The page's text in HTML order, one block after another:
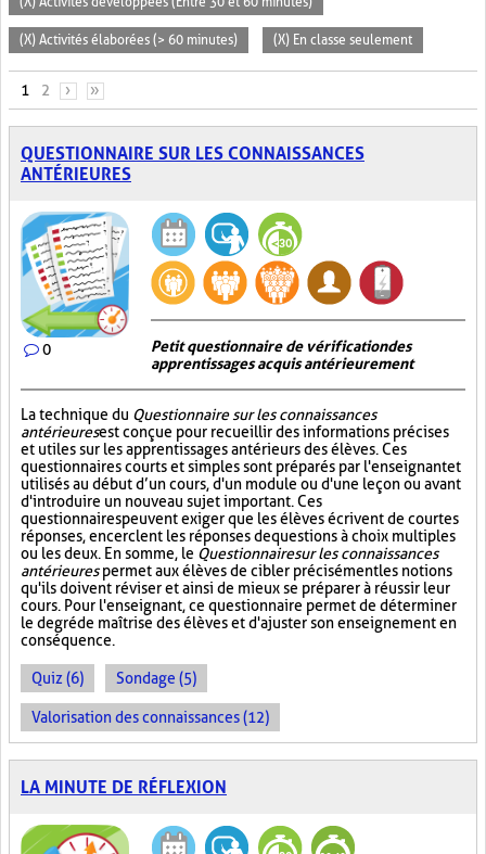
(X) Activités élaborées (> 60 minutes) (X) En classe seulement
PAGES
1 2 › »
QUESTIONNAIRE SUR LES CONNAISSANCES
ANTÉRIEURES
0
Petit questionnaire de vérification des
apprentissages acquis antérieurement
La technique du Questionnaire sur les connaissances
antérieuresest conçue pour recueillir des informations précises
et utiles sur les apprentissages antérieurs des élèves. Ces
questionnaires courts et simples sont préparés par l'enseignant et
utilisés au début d’un cours, d'un module ou d'une leçon ou avant
d'introduire un nouveau sujet important. Ces
questionnaires peuvent exiger que les élèves écrivent de courtes
réponses, encerclent les réponses de questions à choix multiples
ou les deux. En somme, le Questionnaire sur les connaissances
antérieurespermet aux élèves de cibler précisément les notions
qu'ils doivent réviser et ainsi de mieux se préparer à réussir leur
cours. Pour l'enseignant, ce questionnaire permet de déterminer
le degré de maîtrise des élèves et d'ajuster son enseignement en
conséquence.
Quiz (6) Sondage (5)
Valorisation des connaissances (12)
LA MINUTE DE RÉFLEXION